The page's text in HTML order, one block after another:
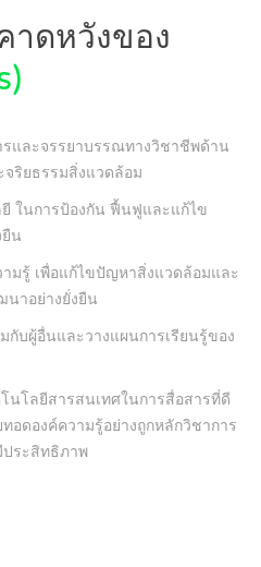
าดหวังของ
และจรรยาบรรณทางวิชาชีพด้าน
ริยธรรมสิ่งแวดล้อม
ในการป้องกัน ฟื้นฟูและแก้ไข
น
มรู้ เพื่อแก้ไขปัญหาสิ่งแวดล้อมและ
นาอย่างยั่งยืน
กับผู้อื่นและวางแผนการเรียนรู้ของ
นโลยีสารสนเทศในการสื่อสารที่ดี
อดองค์ความรู้อย่างถูกหลักวิชาการ
ประสิทธิภาพ